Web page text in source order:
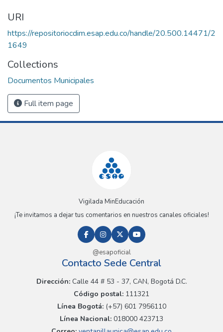
URI
https://repositoriocdim.esap.edu.co/handle/20.500.14471/2
1649
Collections
Documentos Municipales
Full item page
Vigilada MinEducación
¡Te invitamos a dejar tus comentarios en nuestros canales oficiales!
@esapoficial
Contacto Sede Central
Dirección:Calle 44 # 53 - 37, CAN, Bogotá D.C.
Código postal: 111321
Línea Bogotá:(+57) 601 7956110
Línea Nacional: 018000 423713